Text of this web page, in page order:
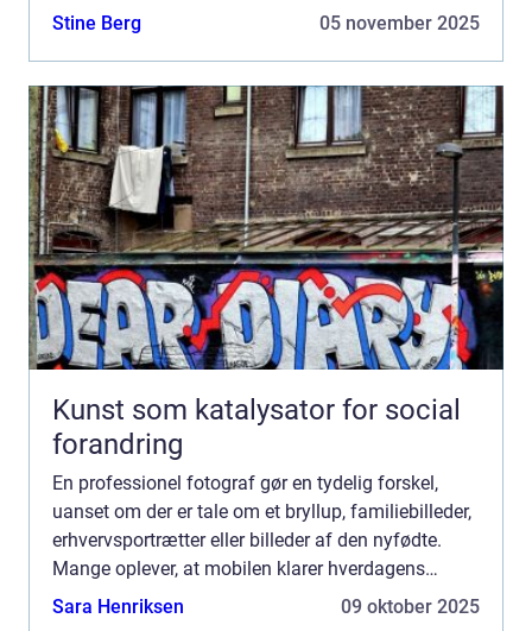
snapshots fint, men når øjeblikket kun sker én
Stine Berg 05 november 2025
Kunst som katalysator for social
forandring
En professionel fotograf gør en tydelig forskel,
uanset om der er tale om et bryllup, familiebilleder,
erhvervsportrætter eller billeder af den nyfødte.
Mange oplever, at mobilen klarer hverdagens
snapshots fint, men når øjeblikket kun sker én
Sara Henriksen 09 oktober 2025